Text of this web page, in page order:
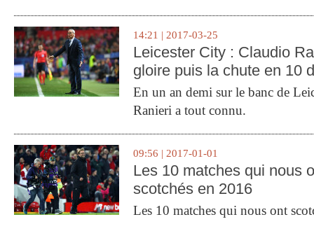
14:21 | 2017-03-25
Leicester City : Claudio
gloire puis la chute en 10
En un an demi sur le banc de
Ranieri a tout connu.
09:56 | 2017-01-01
Les 10 matches qui nous
scotchés en 2016
Les 10 matches qui nous ont